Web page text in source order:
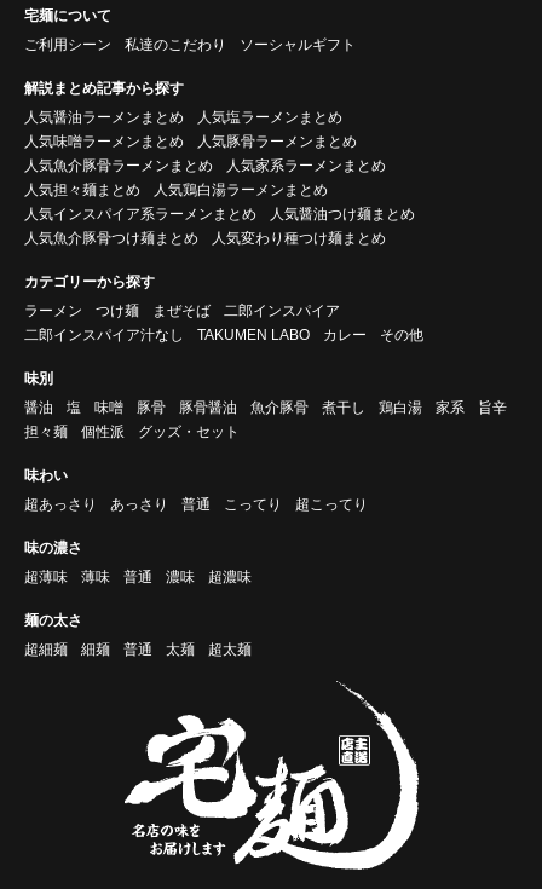
宅麺について
ご利用シーン
私達のこだわり ソーシャルギフト
解説まとめ記事から探す
人気醤油ラーメンまとめ
人気塩ラーメンまとめ
人気味噌ラーメンまとめ
人気豚骨ラーメンまとめ
人気魚介豚骨ラーメンまとめ
人気家系ラーメンまとめ
人気担々麺まとめ
人気鶏白湯ラーメンまとめ
人気インスパイア系ラーメンまとめ
人気醤油つけ麺まとめ
人気魚介豚骨つけ麺まとめ
人気変わり種つけ麺まとめ
カテゴリーから探す
ラーメン
つけ麺 まぜそば
二郎インスパイア
二郎インスパイア汁なし
TAKUMEN LABO カレー その他
味別
醤油
塩 味噌 豚骨 豚骨醤油 魚介豚骨 煮干し 鶏白湯 家系
旨辛
担々麺
個性派 グッズ・セット
味わい
超あっさり
あっさり 普通 こってり 超こってり
味の濃さ
超薄味
薄味 普通 濃味 超濃味
麺の太さ
超細麺
細麺 普通 太麺 超太麺